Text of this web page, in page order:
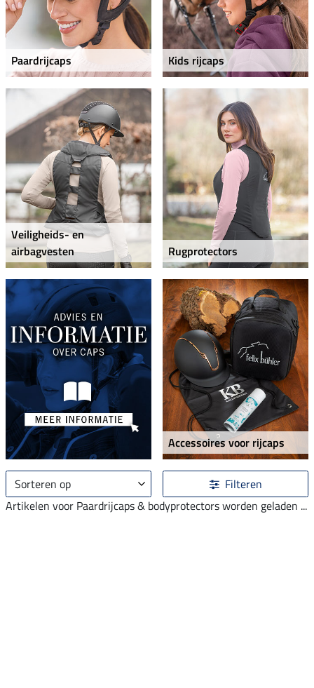
Paardrijcaps Kids rijcaps
Veiligheids- en
airbagvesten
Rugprotectors
Accessoires voor rijcaps
Sorteren op Filteren